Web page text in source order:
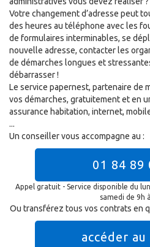
Votre changement d’adresse peut
des heures au téléphone avec les
de formulaires interminables, se
nouvelle adresse, contacter les
de démarches longues et
débarrasser !
Le service papernest, partenaire de
vos démarches, gratuitement et en
assurance habitation, internet,
...
Un conseiller vous accompagne au :
01 84 89
Appel gratuit - Service disponible du
samedi de 9h
Ou transférez tous vos contrats en
accéder au